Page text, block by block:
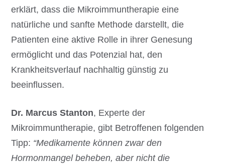
erklärt, dass die Mikroimmuntherapie eine
natürliche und sanfte Methode darstellt, die
Patienten eine aktive Rolle in ihrer Genesung
ermöglicht und das Potenzial hat, den
Krankheitsverlauf nachhaltig günstig zu
beeinflussen.
Dr. Marcus Stanton, Experte der
Mikroimmuntherapie, gibt Betroffenen folgenden
Tipp: “Medikamente können zwar den
Hormonmangel beheben, aber nicht die